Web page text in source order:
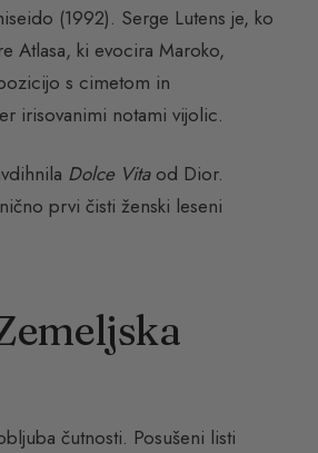
(1992). Serge Lutens je, ko
Atlasa, ki evocira Maroko,
s cimetom in
irisovanimi notami vijolic.
Dolce Vitaod Dior.
prvi čisti ženski leseni
čutnosti. Posušeni listi